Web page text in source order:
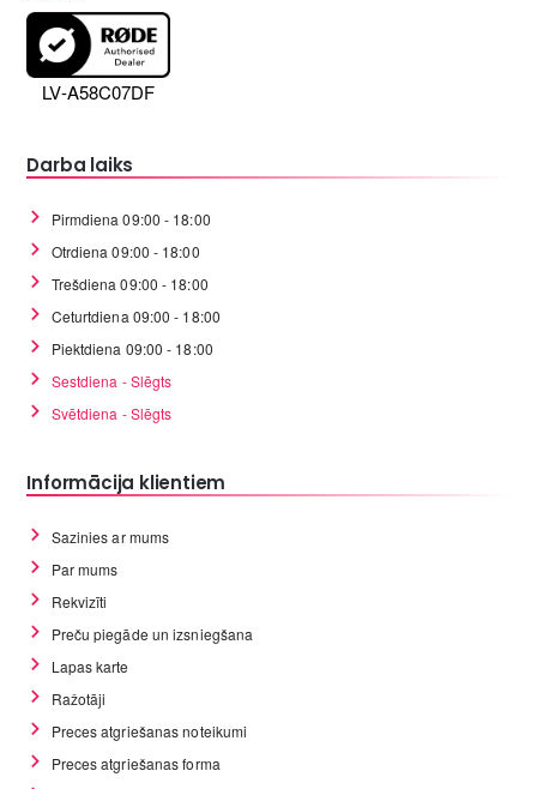
LV-A58C07DF
Darba laiks
Pirmdiena 09:00 - 18:00
Otrdiena 09:00 - 18:00
Trešdiena 09:00 - 18:00
Ceturtdiena 09:00 - 18:00
Piektdiena 09:00 - 18:00
Sestdiena - Slēgts
Svētdiena - Slēgts
Informācija klientiem
Sazinies ar mums
Par mums
Rekvizīti
Preču piegāde un izsniegšana
Lapas karte
Ražotāji
Preces atgriešanas noteikumi
Preces atgriešanas forma